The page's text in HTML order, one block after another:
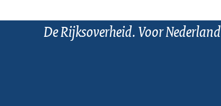
De Rijksoverheid. Voor Nederland